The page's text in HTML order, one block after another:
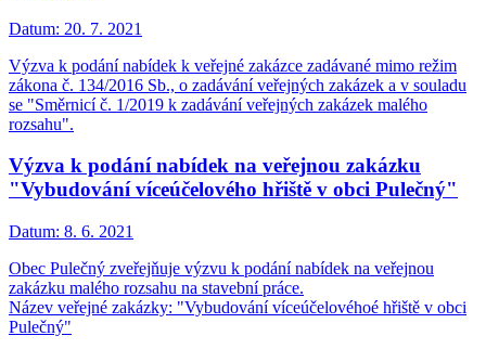
Datum: 20. 7. 2021
Výzva k podání nabídek k veřejné zakázce zadávané mimo režim
zákona č. 134/2016 Sb., o zadávání veřejných zakázek a v souladu
se "Směrnicí č. 1/2019 k zadávání veřejných zakázek malého
rozsahu".
Výzva k podání nabídek na veřejnou zakázku
"Vybudování víceúčelového hřiště v obci Pulečný"
Datum: 8. 6. 2021
Obec Pulečný zveřejňuje výzvu k podání nabídek na veřejnou
zakázku malého rozsahu na stavební práce.
Název veřejné zakázky: "Vybudování víceúčelovéhoé hřiště v obci
Pulečný"